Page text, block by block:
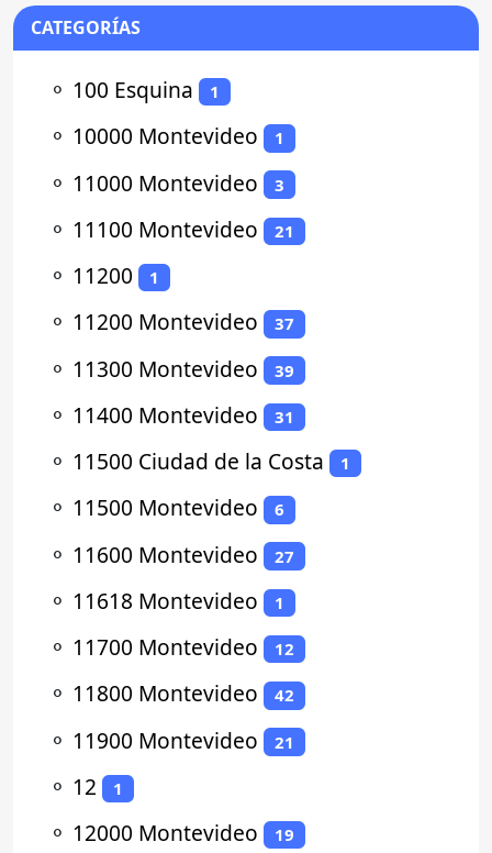
CATEGORÍAS
⚬ 100 Esquina 1
⚬ 10000 Montevideo 1
⚬ 11000 Montevideo 3
⚬ 11100 Montevideo 21
⚬ 11200 1
⚬ 11200 Montevideo 37
⚬ 11300 Montevideo 39
⚬ 11400 Montevideo 31
⚬ 11500 Ciudad de la Costa 1
⚬ 11500 Montevideo 6
⚬ 11600 Montevideo 27
⚬ 11618 Montevideo 1
⚬ 11700 Montevideo 12
⚬ 11800 Montevideo 42
⚬ 11900 Montevideo 21
⚬ 12 1
⚬ 12000 Montevideo 19